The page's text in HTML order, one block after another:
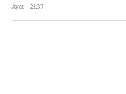
Ayer | 21:37